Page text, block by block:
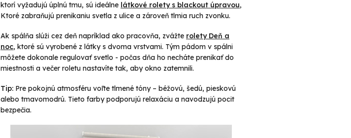
ktorí vyžadujú úplnú tmu, sú ideálne látkové rolety s blackout úpravou,
Ktoré zabraňujú prenikaniu svetla z ulice a zároveň tlmia ruch zvonku.
Ak spálňa slúži cez deň napríklad ako pracovňa, zvážte rolety Deň a
noc, ktoré sú vyrobené z látky s dvoma vrstvami. Tým pádom v spálni
môžete dokonale regulovať svetlo - počas dňa ho necháte prenikať do
miestnosti a večer roletu nastavíte tak, aby okno zatemnili.
Tip: Pre pokojnú atmosféru voľte tlmené tóny – béžovú, šedú, pieskovú
alebo tmavomodrú. Tieto farby podporujú relaxáciu a navodzujú pocit
bezpečia.